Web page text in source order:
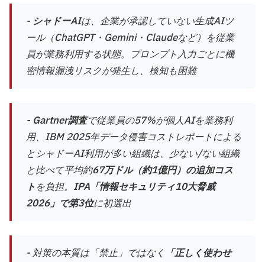
- シャドーAIは、企業が承認していない生成AIツ
ール（ChatGPT・Gemini・Claudeなど）を従業
員が業務利用する状態。プロンプト入力ごとに機
密情報漏洩リスクが発生し、検知も困難
- Gartner調査で従業員の57%が個人AIを業務利
用、IBM 2025年データ侵害コストレポートによる
とシャドーAI利用が多い組織は、少ない/ない組織
と比べて平均約67万ドル（約1億円）の追加コス
ト を負担。 IPA「情報セキュリティ10大脅威
2026」で第3位に初選出
- 対策の本質は「禁止」ではなく 「正しく使わせ